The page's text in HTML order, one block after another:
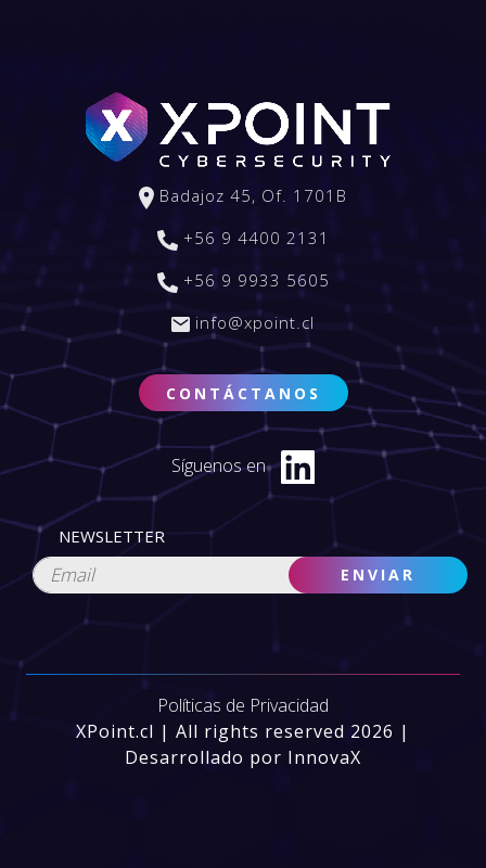
+56 9 4400 2131
Badajoz 45, Of. 1701B
+56 9 9933 5605
info@xpoint.cl
CONTÁCTANOS
Síguenos en
NEWSLETTER
Políticas de Privacidad
XPoint.cl | All rights reserved 2026 |
Desarrollado por InnovaX